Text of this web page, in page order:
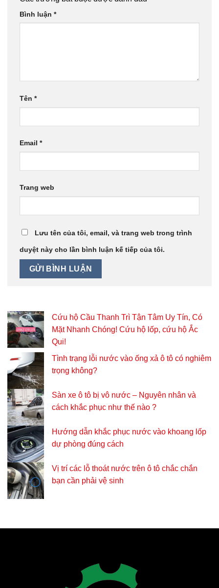
Bình luận *
Tên *
Email *
Trang web
Lưu tên của tôi, email, và trang web trong trình
duyệt này cho lần bình luận kế tiếp của tôi.
Cứu hộ Cầu Thanh Trì Tận Tâm Uy Tín, Có
Mặt Nhanh Chóng! Cứu hộ lốp, cứu hộ Ắc
Qui!
Tình trạng lỗi nước vào ống xả ô tô có nghiêm
trọng không?
Sàn xe ô tô bị vô nước – Nguyên nhân và
cách khắc phục như thế nào ?
Hướng dẫn khắc phục nước vào khoang lốp
dự phòng đúng cách
Vị trí các lỗ thoát nước trên ô tô chắc chắn
bạn cần phải vệ sinh